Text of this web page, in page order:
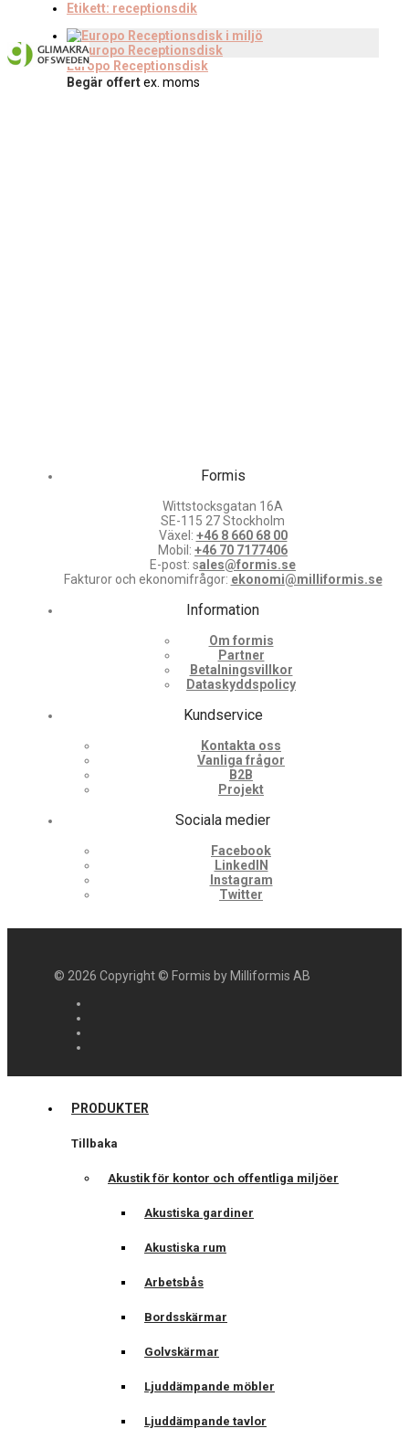
Etikett: receptionsdik
Europo Receptionsdisk
Begär offertex. moms
Formis
Wittstocksgatan 16A
SE-115 27 Stockholm
Växel: +46 8 660 68 00
Mobil: +46 70 7177406
E-post: sales@formis.se
Fakturor och ekonomifrågor: ekonomi@milliformis.se
Information
Om formis
Partner
Betalningsvillkor
Dataskyddspolicy
Kundservice
Kontakta oss
Vanliga frågor
B2B
Projekt
Sociala medier
Facebook
LinkedIN
Instagram
Twitter
© 2026 Copyright © Formis by Milliformis AB
PRODUKTER
Tillbaka
Akustik för kontor och offentliga miljöer
Akustiska gardiner
Akustiska rum
Arbetsbås
Bordsskärmar
Golvskärmar
Ljuddämpande möbler
Ljuddämpande tavlor